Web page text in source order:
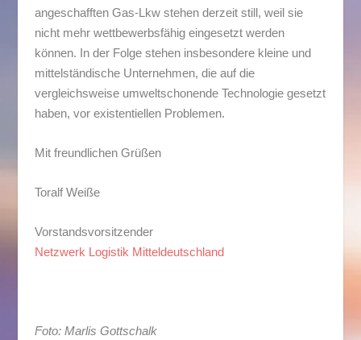
angeschafften Gas-Lkw stehen derzeit still, weil sie
nicht mehr wettbewerbsfähig eingesetzt werden
können. In der Folge stehen insbesondere kleine und
mittelständische Unternehmen, die auf die
vergleichsweise umweltschonende Technologie gesetzt
haben, vor existentiellen Problemen.
Mit freundlichen Grüßen
Toralf Weiße
Vorstandsvorsitzender
Netzwerk Logistik Mitteldeutschland
Foto: Marlis Gottschalk